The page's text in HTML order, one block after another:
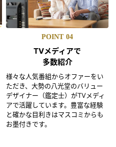
POINT 04
TVメディアで
多数紹介
様々な人気番組からオファーをい
ただき、大勢の八光堂のバリュー
デザイナー（鑑定士）がTVメディ
アで活躍しています。豊富な経験
と確かな目利きはマスコミからも
お墨付きです。